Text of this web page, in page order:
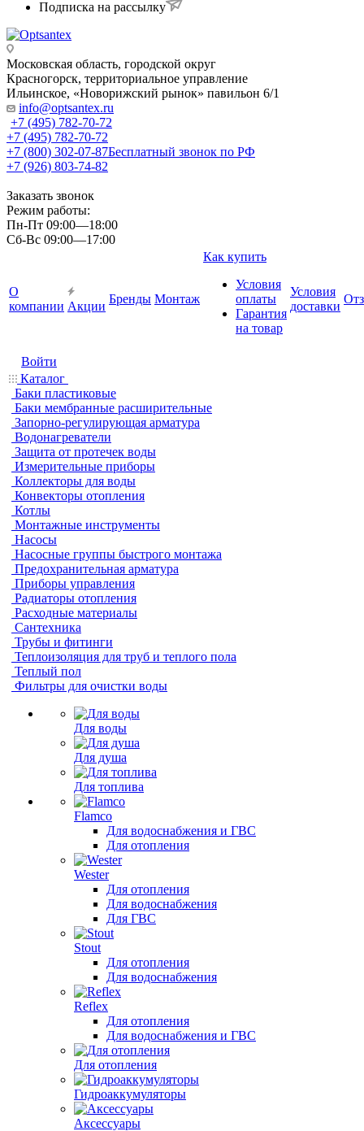
Подписка на рассылку
Московская область, городской округ
Красногорск, территориальное управление
Ильинское, «Новорижский рынок» павильон 6/1
info@optsantex.ru
+7 (495) 782-70-72
+7 (495) 782-70-72
+7 (800) 302-07-87Бесплатный звонок по РФ
+7 (926) 803-74-82
Заказать звонок
Режим работы:
Пн-Пт 09:00—18:00
Сб-Вс 09:00—17:00
О
компании Акции
Бренды Монтаж
Как купить
Условия
оплаты
Гарантия
на товар
Условия
доставки
Войти
Каталог
Баки пластиковые
Баки мембранные расширительные
Запорно-регулирующая арматура
Водонагреватели
Защита от протечек воды
Измерительные приборы
Коллекторы для воды
Конвекторы отопления
Котлы
Монтажные инструменты
Насосы
Насосные группы быстрого монтажа
Предохранительная арматура
Приборы управления
Радиаторы отопления
Расходные материалы
Сантехника
Трубы и фитинги
Теплоизоляция для труб и теплого пола
Теплый пол
Фильтры для очистки воды
Для воды
Для душа
Для топлива
Flamco
Для водоснабжения и ГВС
Для отопления
Wester
Для отопления
Для водоснабжения
Для ГВС
Stout
Для отопления
Для водоснабжения
Reflex
Для отопления
Для водоснабжения и ГВС
Для отопления
Гидроаккумуляторы
Аксессуары